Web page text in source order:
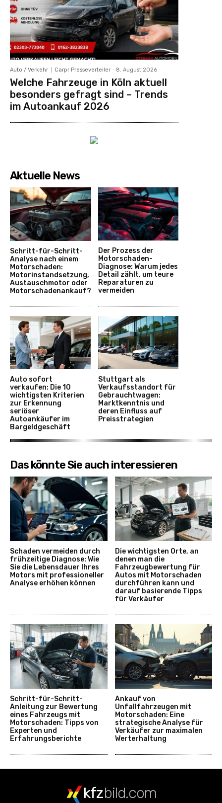
Auto / Verkehr Carpr Presseverteiler - 8. August 2026
Welche Fahrzeuge in Köln aktuell
besonders gefragt sind – Trends
im Autoankauf 2026
Aktuelle News
Schritt-für-Schritt-
Analyse nach einem
Motorschaden:
Motorinstandsetzung,
Austauschmotor oder
Motorschadenankauf?
Der Prozess der
Motorschaden-
Diagnose: Warum jedes
Detail zählt, um teure
Reparaturen zu
vermeiden
Auto sofort
verkaufen: Die 10
wichtigsten Kriterien
zur Erkennung
seriöser
Autoankäufer im
Bargeldgeschäft
Stuttgart als
Verkaufsstandort für
Gebrauchtwagen:
Marktkenntnis und
deren Einfluss auf
Preisstrategien
Das könnte Sie auch interessieren
Schaden vermeiden durch
frühzeitige Diagnose: Wie
Sie die Lebensdauer Ihres
Motors mit professioneller
Analyse erhöhen können
Die wichtigsten Orte, an
denen man die
Fahrzeugbewertung für
Autos mit Motorschaden
durchführen kann und
darauf basierende Tipps
für Verkäufer
Schritt-für-Schritt-
Anleitung zur Bewertung
eines Fahrzeugs mit
Motorschaden: Tipps von
Experten und
Erfahrungsberichte
Ankauf von
Unfallfahrzeugen mit
Motorschaden: Eine
strategische Analyse für
Verkäufer zur maximalen
Werterhaltung
kfzbild.com